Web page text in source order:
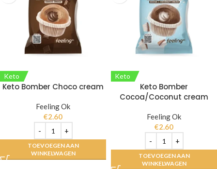
Keto
Keto Bomber Choco cream
Feeling Ok
€2.60
TOEVOEGEN AAN
WINKELWAGEN
Keto
Keto Bomber
Cocoa/Coconut cream
Feeling Ok
€2.60
TOEVOEGEN AAN
WINKELWAGEN